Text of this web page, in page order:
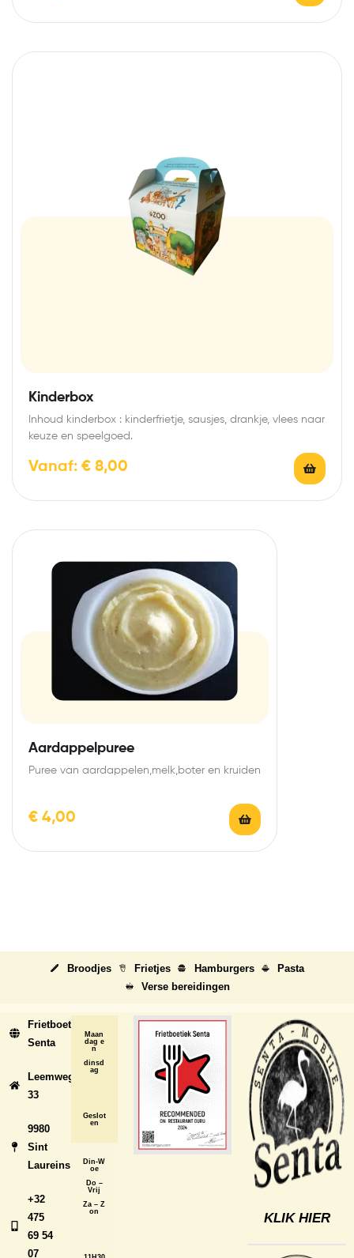
Kinderbox
Inhoud kinderbox : kinderfrietje, sausjes, drankje, vlees naar
keuze en speelgoed.
Vanaf: € 8,00
Aardappelpuree
Puree van aardappelen,melk,boter en kruiden
€ 4,00
Broodjes Frietjes Hamburgers
Pasta
Verse bereidingen
Frietboetiek
Senta
Leemweg
33
9980
Sint
Laureins
+32
475
69 54
07
Maan
dag e
n
dinsd
ag
Geslot
en
Din-W
oe
Do –
Vrij
Za – Z
on
KLIK HIER